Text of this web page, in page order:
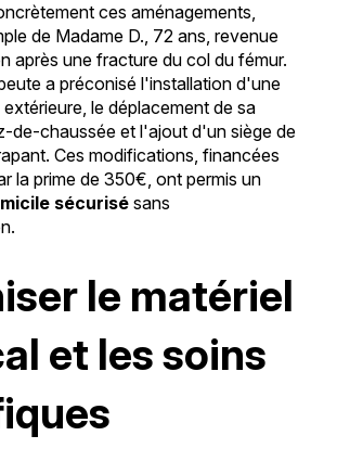
ces aménagements,
de Madame D., 72 ans, revenue
après une fracture du col du fémur.
a préconisé l'installation d'une
le déplacement de sa
de-chaussée et l'ajout d'un siège de
Ces modifications, financées
la prime de 350€, ont permis un
sécurisésans
le matériel
et les soins